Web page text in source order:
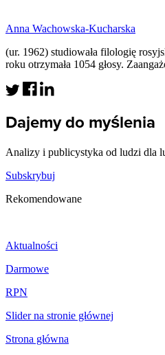
Anna Wachowska-Kucharska
(ur. 1962) studiowała filologię
roku otrzymała 1054 głosy.
Dajemy do myślenia
Analizy i publicystyka od ludzi dla
Subskrybuj
Rekomendowane
Aktualności
Darmowe
RPN
Slider na stronie głównej
Strona główna